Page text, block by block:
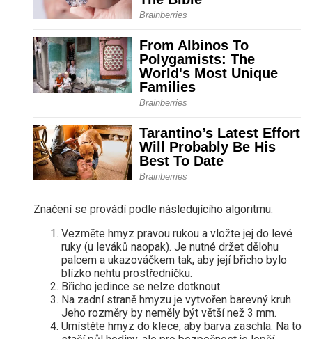
Značení se provádí podle následujícího algoritmu:
Vezměte hmyz pravou rukou a vložte jej do levé
ruky (u leváků naopak). Je nutné držet dělohu
palcem a ukazováčkem tak, aby její břicho bylo
blízko nehtu prostředníčku.
Břicho jedince se nelze dotknout.
Na zadní straně hmyzu je vytvořen barevný kruh.
Jeho rozměry by neměly být větší než 3 mm.
Umístěte hmyz do klece, aby barva zaschla. Na to